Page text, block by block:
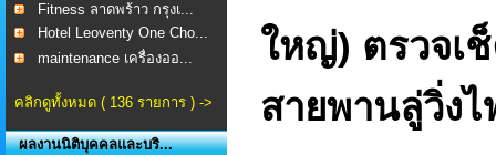
Fitness ลาดพร้าว กรุงเ...
Hotel Leoventy One Cho...
maintenance เครื่องออ...
คลิกดูทั้งหมด ( 136 รายการ ) ->
ผลงานนิติบุคคลและบริ...
ใหญ่) ตรวจเ
สายพานลู่วิ่ง